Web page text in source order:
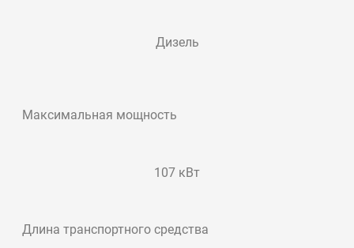
Дизель
Максимальная мощность
107 кВт
Длина транспортного средства